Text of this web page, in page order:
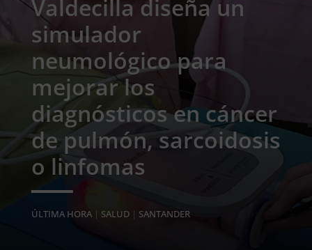
Valdecilla diseña un
simulador
neumológico para
mejorar los
diagnósticos en cáncer
de pulmón, sarcoidosis
o linfomas
ÚLTIMA HORA| SALUD| SANTANDER